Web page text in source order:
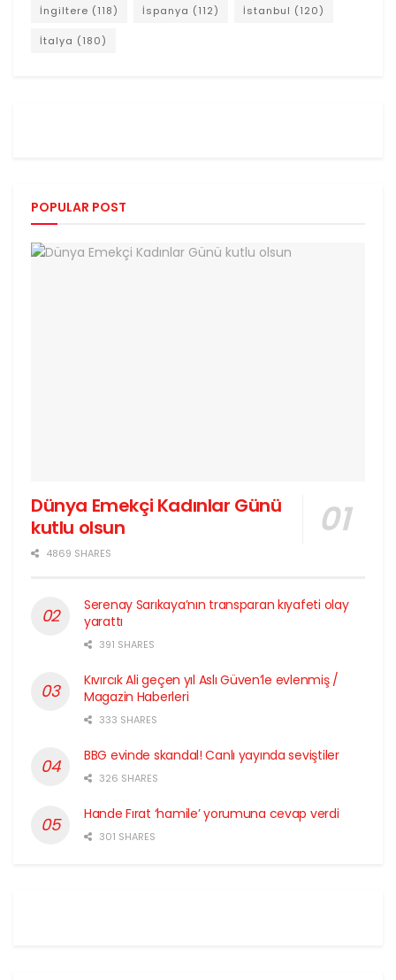
İngiltere (118) İspanya (112) İstanbul (120)
İtalya (180)
POPULAR POST
Dünya Emekçi Kadınlar Günü
kutlu olsun
4869 SHARES
Serenay Sarıkaya’nın transparan kıyafeti olay
yarattı
391 SHARES
Kıvırcık Ali geçen yıl Aslı Güven’le evlenmiş /
Magazin Haberleri
333 SHARES
BBG evinde skandal! Canlı yayında seviştiler
326 SHARES
Hande Fırat ‘hamile’ yorumuna cevap verdi
301 SHARES